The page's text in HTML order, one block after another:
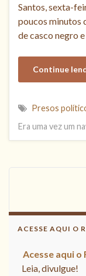
Santos, sexta-
poucos minutos
de casco negro
Continue
Presos
Era uma vez um
ACESSE AQUI O